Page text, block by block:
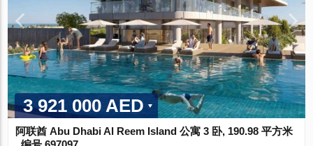
3 921 000 AED
阿联酋 Abu Dhabi Al Reem Island 公寓 3 卧, 190.98 平方米